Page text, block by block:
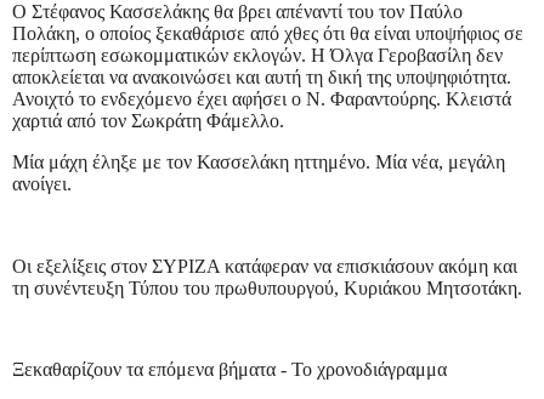
Ο Στέφανος Κασσελάκης θα βρει απέναντί του τον Παύλο
Πολάκη, o οποίος ξεκαθάρισε από χθες ότι θα είναι υποψήφιος σε
περίπτωση εσωκομματικών εκλογών. Η Όλγα Γεροβασίλη δεν
αποκλείεται να ανακοινώσει και αυτή τη δική της υποψηφιότητα.
Ανοιχτό το ενδεχόμενο έχει αφήσει ο Ν. Φαραντούρης. Κλειστά
χαρτιά από τον Σωκράτη Φάμελλο.
Μία μάχη έληξε με τον Κασσελάκη ηττημένο. Μία νέα, μεγάλη
ανοίγει.
Οι εξελίξεις στον ΣΥΡΙΖΑ κατάφεραν να επισκιάσουν ακόμη και
τη συνέντευξη Τύπου του πρωθυπουργού, Κυριάκου Μητσοτάκη.
Ξεκαθαρίζουν τα επόμενα βήματα - Το χρονοδιάγραμμα